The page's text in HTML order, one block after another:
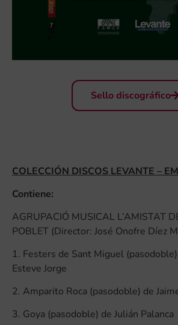
Sello discográfico
COLECCIÓN DISCOS LEVANTE –
Contiene:
AGRUPACIÓ MUSICAL L’AMISTAT
POBLET (Director: José Onofre Díez
1. Festers de Sant Miguel
Esteve Jorge
2. Amparito Roca (pasodoble) de
3. Goya (pasodoble) de Julián Palanca